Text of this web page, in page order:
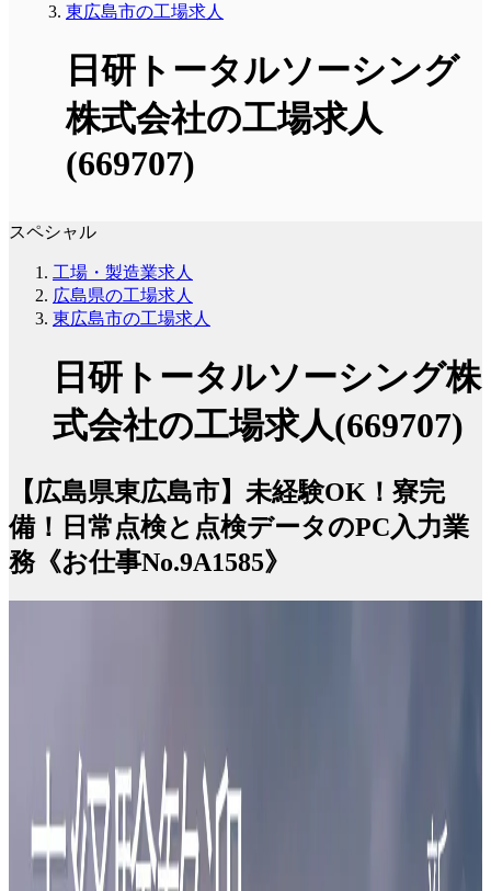
東広島市の工場求人
日研トータルソーシング
株式会社の工場求人
(669707)
スペシャル
工場・製造業求人
広島県の工場求人
東広島市の工場求人
日研トータルソーシング株
式会社の工場求人(669707)
【広島県東広島市】未経験OK！寮完
備！日常点検と点検データのPC入力業
務《お仕事No.9A1585》